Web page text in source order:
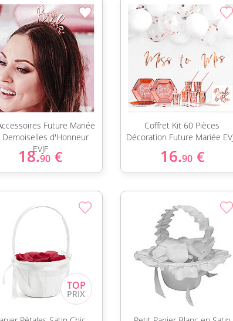
Future Mariée
d'Honneur
EVJF
18.90 €
Coffret Kit 60 Pièces
Décoration Future Mariée
16.90 €